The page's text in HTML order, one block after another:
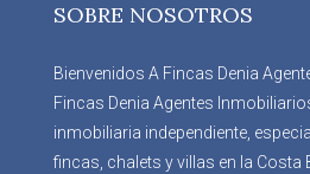
SOBRE NOSOTROS
Bienvenidos A Fincas Denia
Fincas Denia Agentes
inmobiliaria independiente,
fincas, chalets y villas en la Costa